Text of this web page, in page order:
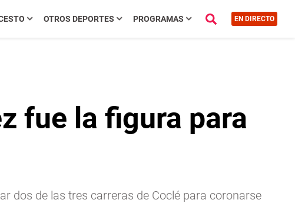
OTROS DEPORTES PROGRAMAS EN DIRECTO
fue la figura para
dos de las tres carreras de Coclé para coronarse